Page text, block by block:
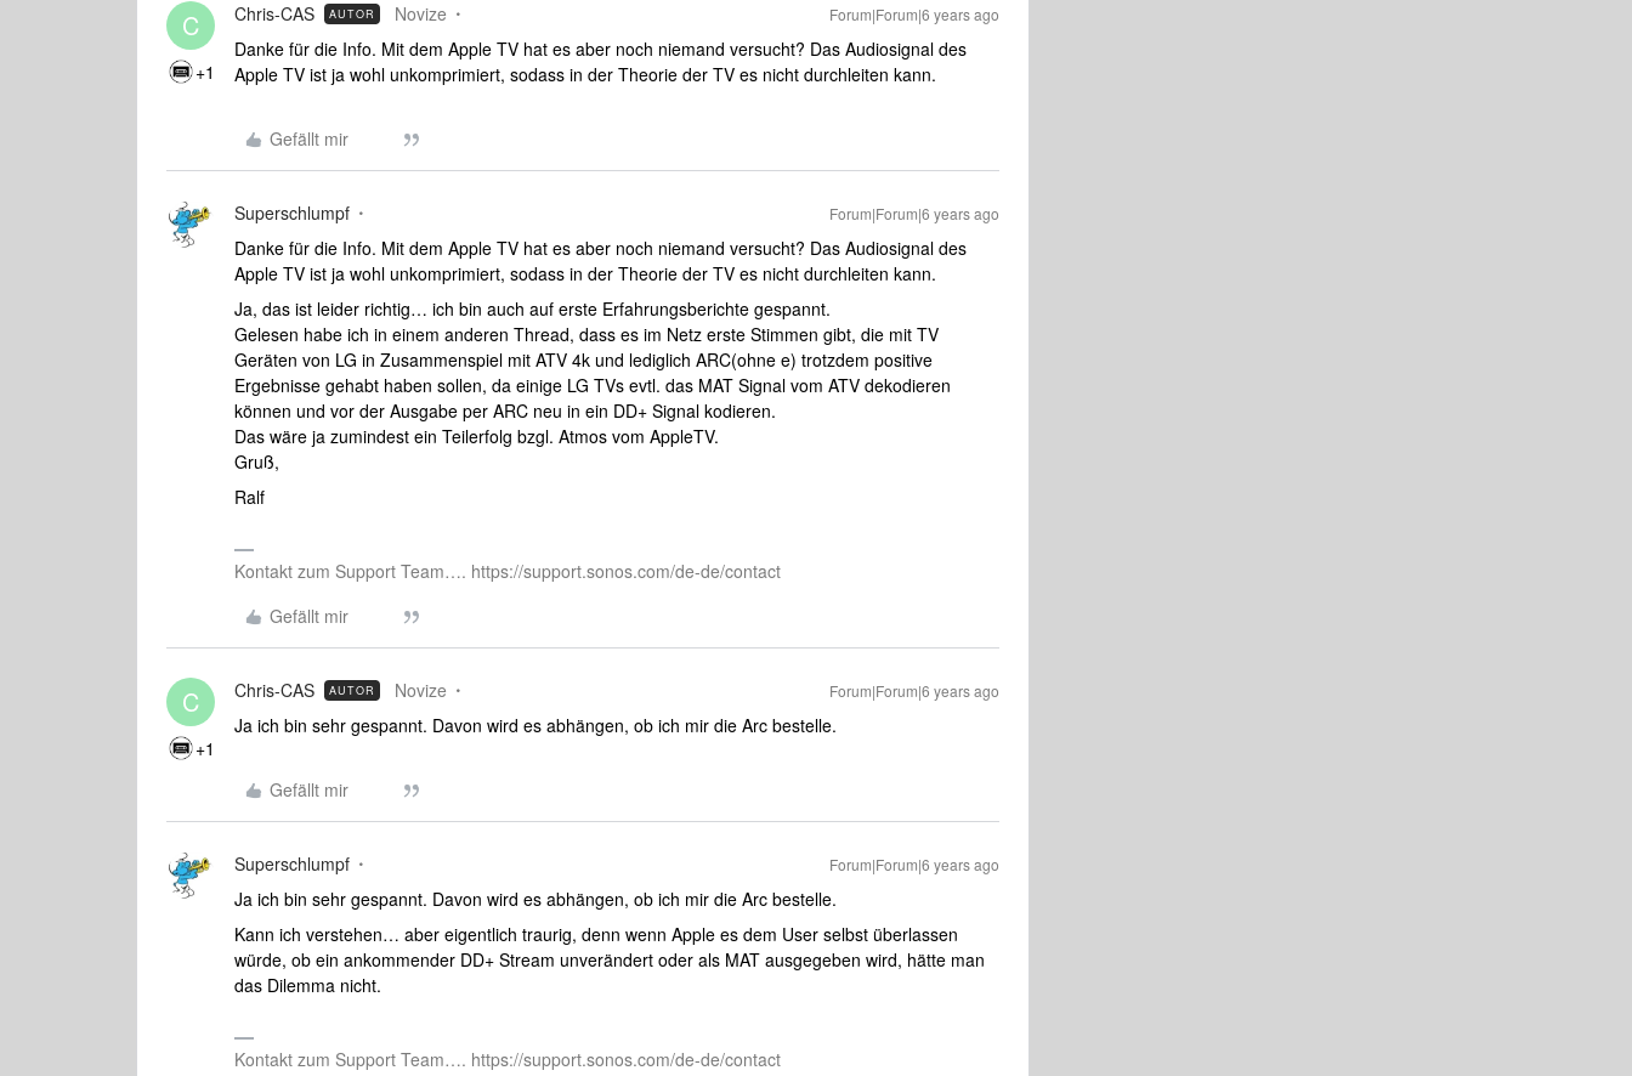
C
+1
Chris-CAS AUTOR Novize Forum|Forum|6 years ago
Danke für die Info. Mit dem Apple TV hat es aber noch niemand versucht? Das Audiosignal des
Apple TV ist ja wohl unkomprimiert, sodass in der Theorie der TV es nicht durchleiten kann.
Gefällt mir
Superschlumpf Forum|Forum|6 years ago
Danke für die Info. Mit dem Apple TV hat es aber noch niemand versucht? Das Audiosignal des
Apple TV ist ja wohl unkomprimiert, sodass in der Theorie der TV es nicht durchleiten kann.
Ja, das ist leider richtig… ich bin auch auf erste Erfahrungsberichte gespannt.
Gelesen habe ich in einem anderen Thread, dass es im Netz erste Stimmen gibt, die mit TV
Geräten von LG in Zusammenspiel mit ATV 4k und lediglich ARC(ohne e) trotzdem positive
Ergebnisse gehabt haben sollen, da einige LG TVs evtl. das MAT Signal vom ATV dekodieren
können und vor der Ausgabe per ARC neu in ein DD+ Signal kodieren.
Das wäre ja zumindest ein Teilerfolg bzgl. Atmos vom AppleTV.
Gruß,
Ralf
Kontakt zum Support Team…. https://support.sonos.com/de-de/contact
Gefällt mir
C
+1
Chris-CAS AUTOR Novize Forum|Forum|6 years ago
Ja ich bin sehr gespannt. Davon wird es abhängen, ob ich mir die Arc bestelle.
Gefällt mir
Superschlumpf Forum|Forum|6 years ago
Ja ich bin sehr gespannt. Davon wird es abhängen, ob ich mir die Arc bestelle.
Kann ich verstehen… aber eigentlich traurig, denn wenn Apple es dem User selbst überlassen
würde, ob ein ankommender DD+ Stream unverändert oder als MAT ausgegeben wird, hätte man
das Dilemma nicht.
Kontakt zum Support Team…. https://support.sonos.com/de-de/contact